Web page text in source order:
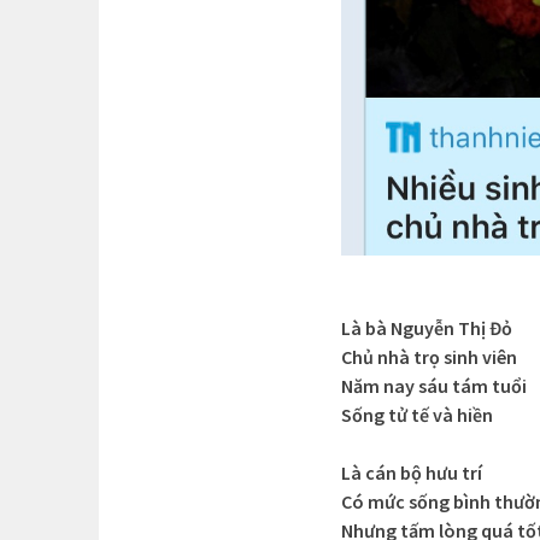
Là bà Nguyễn Thị Đỏ
Chủ nhà trọ sinh viên
Năm nay sáu tám tuổi
Sống tử tế và hiền
Là cán bộ hưu trí
Có mức sống bình
Nhưng tấm lòng quá